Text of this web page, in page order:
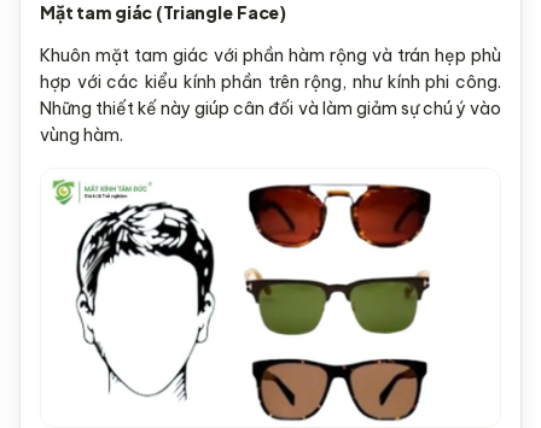
Mặt tam giác (Triangle Face)
Khuôn mặt tam giác với phần hàm rộng và trán hẹp phù
hợp với các kiểu kính phần trên rộng, như kính phi công.
Những thiết kế này giúp cân đối và làm giảm sự chú ý vào
vùng hàm.